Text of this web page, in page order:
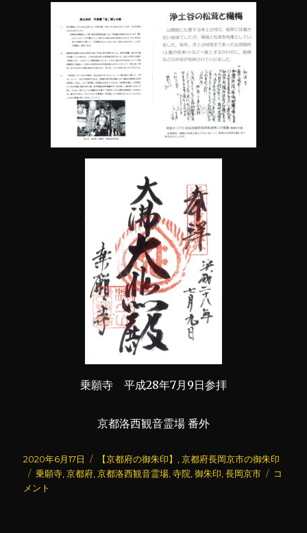
乗願寺 平成28年7月9日参拝
京都洛西観音霊場 番外
投
稿
日:
2020年6月17日
カ
テ
【京都府の御朱印】 ,京都府長岡京市の御朱印
タ
グ
乗願寺 ,京都府 ,京都洛西観音霊場 ,寺院 ,御朱印 ,長岡京市
乗
コ
メント